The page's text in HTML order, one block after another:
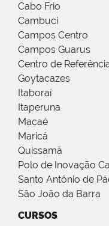
Cabo Frio
Cambuci
Campos Centro
Campos Guarus
Centro de
Goytacazes
Itaboraí
Itaperuna
Macaé
Maricá
Quissamã
Polo de Inovação
Santo Antônio de
São João da Barra
CURSOS